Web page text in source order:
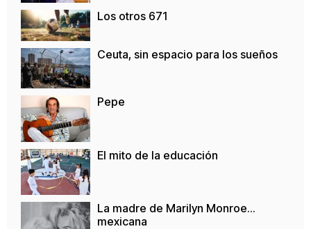
Los otros 671
Ceuta, sin espacio para los sueños
Pepe
El mito de la educación
La madre de Marilyn Monroe…
mexicana